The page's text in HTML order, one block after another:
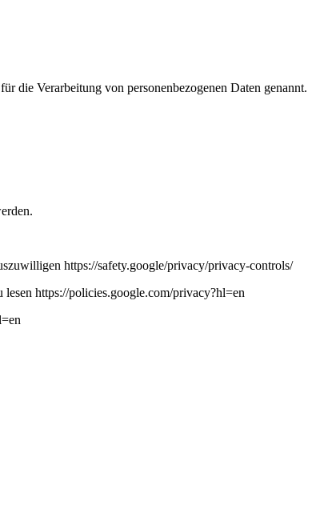
die Verarbeitung von personenbezogenen Daten genannt.
https://safety.google/privacy/privacy-controls/
https://policies.google.com/privacy?hl=en